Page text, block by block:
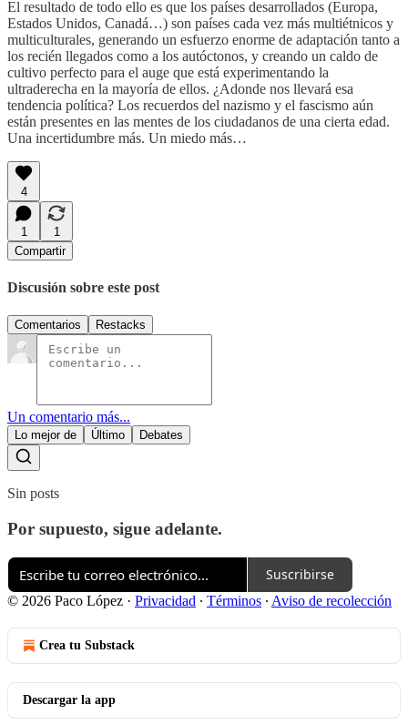
El resultado de todo ello es que los países desarrollados (Europa,
Estados Unidos, Canadá…) son países cada vez más multiétnicos y
multiculturales, generando un esfuerzo enorme de adaptación tanto a
los recién llegados como a los autóctonos, y creando un caldo de
cultivo perfecto para el auge que está experimentando la
ultraderecha en la mayoría de ellos. ¿Adonde nos llevará esa
tendencia política? Los recuerdos del nazismo y el fascismo aún
están presentes en las mentes de los ciudadanos de una cierta edad.
Una incertidumbre más. Un miedo más…
4
1
1
Compartir
Discusión sobre este post
Comentarios Restacks
Un comentario más...
Lo mejor de Último Debates
Sin posts
Por supuesto, sigue adelante.
Suscribirse
© 2026 Paco López · Privacidad ∙ Términos ∙ Aviso de recolección
Crea tu Substack
Descargar la app